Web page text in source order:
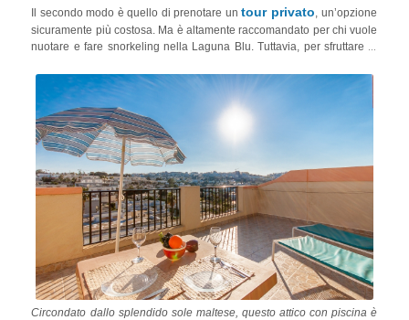
traghetti partono anche da tutte le principali destinazioni turistiche
comeLa Valletta(la capitale di Malta),St. Julians(il centro delle feste
di Malta) eSliema(una città storica di Malta).
Il secondo modo è quello di prenotare untour privato, un’opzione
sicuramente più costosa. Ma è altamente raccomandato per chi vuole
nuotare e fare snorkeling nella Laguna Blu. Tuttavia, per sfruttare al
di metà mattina, poiché l'area è piccola, non ci sono lidi e i posti
migliori vengono occupati rapidamente.
Circondato dallo splendido sole maltese, questo attico con piscina è